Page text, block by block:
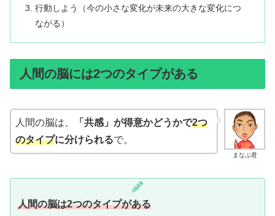
行動しよう（今の小さな変化が未来の大きな変化につ
ながる）
人間の脳には2つのタイプがある
まなぶ君
人間の脳は、 「共感」が得意かどうかで2つ
のタイプに分けられるで。
人間の脳は2つのタイプがある